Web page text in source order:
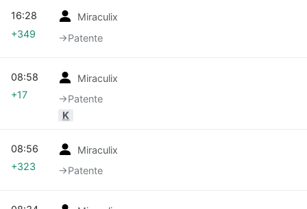
Miraculix
→‎Patente
16:28
+349
Miraculix
→‎Patente
K
08:58
+17
Miraculix
→‎Patente
08:56
+323